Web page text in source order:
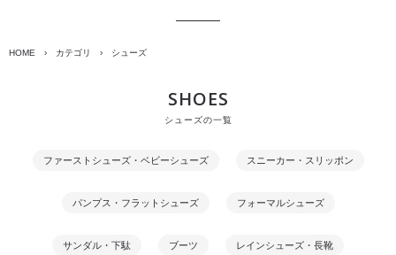
HOME › カテゴリ › シューズ
SHOES
シューズの一覧
ファーストシューズ・ベビーシューズ スニーカー・スリッポン
パンプス・フラットシューズ フォーマルシューズ
サンダル・下駄 ブーツ レインシューズ・長靴